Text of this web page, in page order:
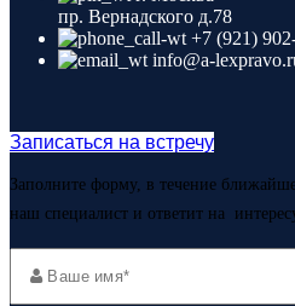
пр. Вернадского д.78
+7 (921)
info@a-
Записаться на встречу
Заполните форму, в течение
наш специалист и ответит на